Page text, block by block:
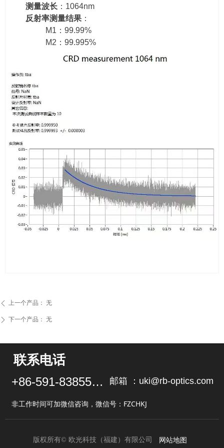
测量波长 ：1064nm
反射率测量结果 ：
M1：99.99%
M2：99.995%
ꄴ 上一个产品： 无
ꄲ 下一个产品： 无
邮箱 ：uki@rb-optics.com
+86-591-83855102
联系电话
非工作时间可加微信咨询，微信号：FZCHKJ
版权所有© 欧光科技（福建）有限公司 网站地图